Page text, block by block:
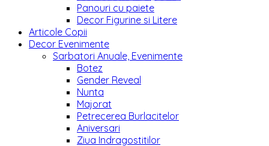
Panouri cu paiete
Decor Figurine si Litere
Articole Copii
Decor Evenimente
Sarbatori Anuale, Evenimente
Botez
Gender Reveal
Nunta
Majorat
Petrecerea Burlacitelor
Aniversari
Ziua Indragostitilor